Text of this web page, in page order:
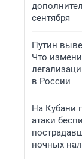
сентября
Путин
Что
в России
На Кубани
атаки
ночных